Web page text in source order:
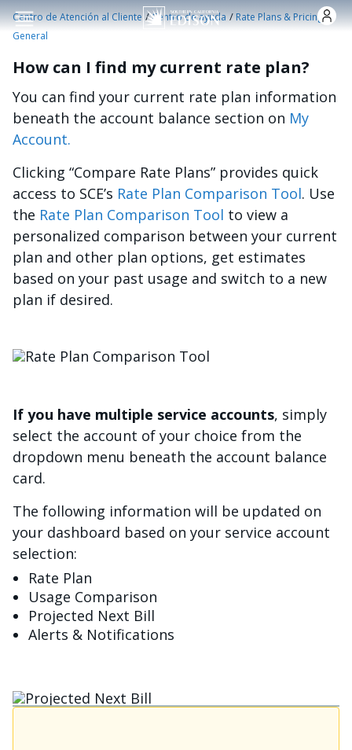
Pasar al contenido principal
Centro de Atención al Cliente /Centro de ayuda /Rate Plans & Pricing /
General
How can I find my current rate plan?
You can find your current rate plan information
beneath the account balance section on My
Account.
Clicking “Compare Rate Plans” provides quick
access to SCE’s Rate Plan Comparison Tool. Use
the Rate Plan Comparison Tool to view a
personalized comparison between your current
plan and other plan options, get estimates
based on your past usage and switch to a new
plan if desired.
Imagen
If you have multiple service accounts, simply
select the account of your choice from the
dropdown menu beneath the account balance
card.
The following information will be updated on
your dashboard based on your service account
selection:
Rate Plan
Usage Comparison
Projected Next Bill
Alerts & Notifications
Imagen